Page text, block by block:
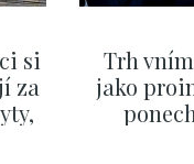
si
za
Trh
jako